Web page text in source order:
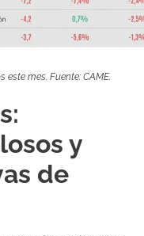
mes. Fuente: CAME.
y
de